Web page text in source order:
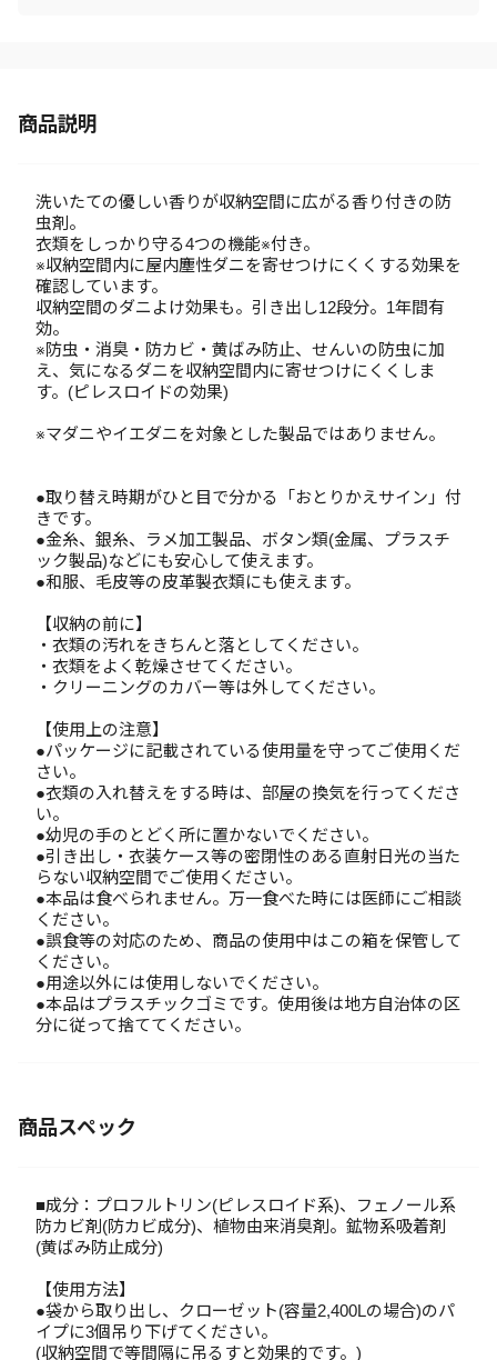
商品説明
洗いたての優しい香りが収納空間に広がる香り付きの防
虫剤。
衣類をしっかり守る4つの機能※付き。
※収納空間内に屋内塵性ダニを寄せつけにくくする効果を
確認しています。
収納空間のダニよけ効果も。引き出し12段分。1年間有
効。
※防虫・消臭・防カビ・黄ばみ防止、せんいの防虫に加
え、気になるダニを収納空間内に寄せつけにくくしま
す。(ピレスロイドの効果)
※マダニやイエダニを対象とした製品ではありません。
●取り替え時期がひと目で分かる「おとりかえサイン」付
きです。
●金糸、銀糸、ラメ加工製品、ボタン類(金属、プラスチ
ック製品)などにも安心して使えます。
●和服、毛皮等の皮革製衣類にも使えます。
【収納の前に】
・衣類の汚れをきちんと落としてください。
・衣類をよく乾燥させてください。
・クリーニングのカバー等は外してください。
【使用上の注意】
●パッケージに記載されている使用量を守ってご使用くだ
さい。
●衣類の入れ替えをする時は、部屋の換気を行ってくださ
い。
●幼児の手のとどく所に置かないでください。
●引き出し・衣装ケース等の密閉性のある直射日光の当た
らない収納空間でご使用ください。
●本品は食べられません。万一食べた時には医師にご相談
ください。
●誤食等の対応のため、商品の使用中はこの箱を保管して
ください。
●用途以外には使用しないでください。
●本品はプラスチックゴミです。使用後は地方自治体の区
分に従って捨ててください。
商品スペック
■成分：プロフルトリン(ピレスロイド系)、フェノール系
防カビ剤(防カビ成分)、植物由来消臭剤。鉱物系吸着剤
(黄ばみ防止成分)
【使用方法】
●袋から取り出し、クローゼット(容量2,400Lの場合)のパ
イプに3個吊り下げてください。
(収納空間で等間隔に吊るすと効果的です。)